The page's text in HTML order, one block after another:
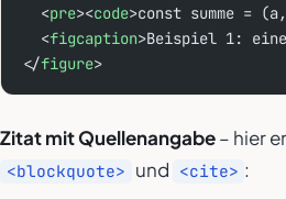
  <
pre><code>const summe =
  <
figcaption>Beispiel 1:
</figure>
Zitat mit Quellenangabe– hier
<blockquote> und <cite> :